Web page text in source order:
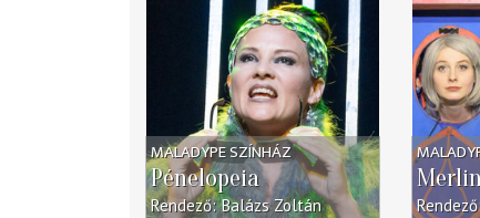
MALADYPE SZÍNHÁZ
Pénelopeia
Rendező Balázs Zoltán Rendező